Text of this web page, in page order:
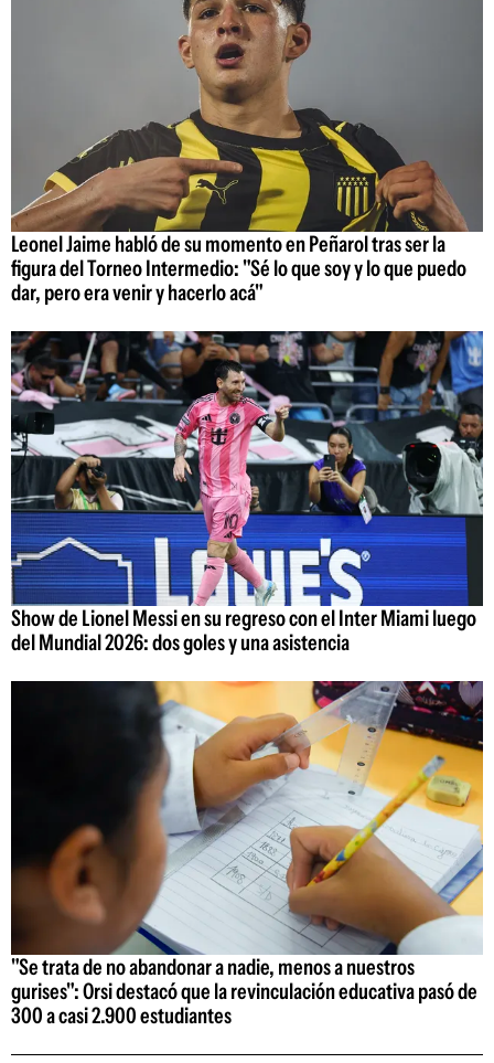
Leonel Jaime habló de su momento en Peñarol tras ser la
figura del Torneo Intermedio: "Sé lo que soy y lo que puedo
dar, pero era venir y hacerlo acá"
Show de Lionel Messi en su regreso con el Inter Miami luego
del Mundial 2026: dos goles y una asistencia
"Se trata de no abandonar a nadie, menos a nuestros
gurises": Orsi destacó que la revinculación educativa pasó de
300 a casi 2.900 estudiantes